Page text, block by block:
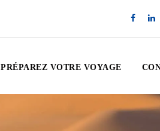
PRÉPAREZ VOTRE VOYAGE